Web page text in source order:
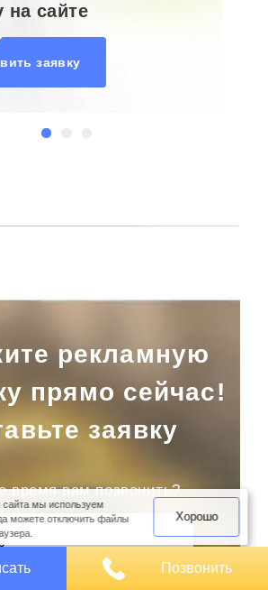
на сайте
заявку
рекламную
прямо сейчас!
заявку
время вам позвонить?
мы используем
можете отключить файлы
Хорошо
Позвонить